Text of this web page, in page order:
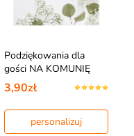
Podziękowania dla
gości NA KOMUNIĘ
3,90zł
personalizuj